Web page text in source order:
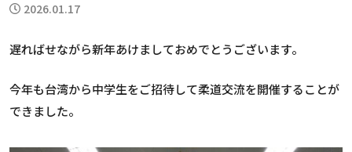
2026.01.17
遅ればせながら新年あけましておめでとうございます。
今年も台湾から中学生をご招待して柔道交流を開催することが
できました。